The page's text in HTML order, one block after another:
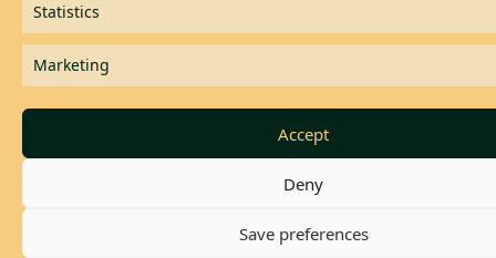
Statistics
Marketing
Accept
Deny
Save preferences